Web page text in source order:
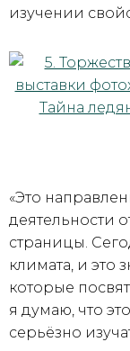
изучении
«Это
деятельности
страницы.
климата, и это
которые
я думаю, что
серьёзно